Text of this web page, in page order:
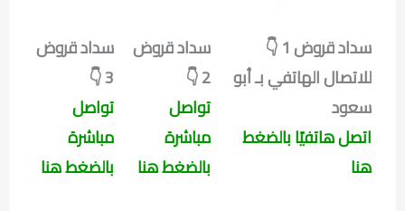
سداد قروض 1 👇
للاتصال الهاتفي بـ أبو
سعود
اتصل هاتفيًا بالضغط
هنا
سداد قروض
2 👇
تواصل
مباشرة
بالضغط هنا
سداد قروض
3 👇
تواصل
مباشرة
بالضغط هنا